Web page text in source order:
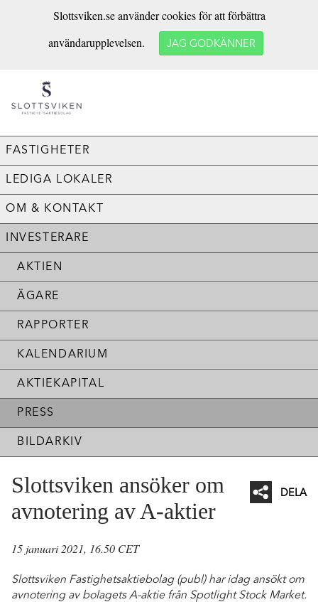
Slottsviken.se använder cookies för att förbättra
användarupplevelsen.
JAG GODKÄNNER
FASTIGHETER
LEDIGA LOKALER
OM & KONTAKT
INVESTERARE
AKTIEN
ÄGARE
RAPPORTER
KALENDARIUM
AKTIEKAPITAL
PRESS
BILDARKIV
DELA
Mejl
Slottsviken ansöker om
avnotering av A-aktier
15 januari 2021, 16.50 CET
Slottsviken Fastighetsaktiebolag (publ) har idag ansökt om
avnotering av bolagets A-aktie från Spotlight Stock Market.